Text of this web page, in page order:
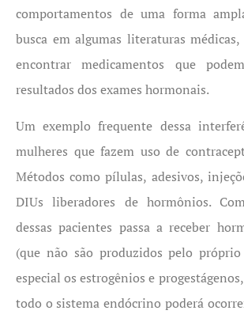
comportamentos de uma forma
busca em algumas literaturas
encontrar medicamentos que
resultados dos exames hormonais.
Um exemplo frequente dessa
mulheres que fazem uso de
Métodos como pílulas, adesivos,
DIUs liberadores de hormônios.
dessas pacientes passa a receber
(que não são produzidos pelo
especial os estrogênios e
todo o sistema endócrino poderá